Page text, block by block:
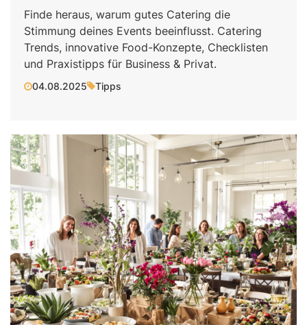
Finde heraus, warum gutes Catering die
Stimmung deines Events beeinflusst. Catering
Trends, innovative Food-Konzepte, Checklisten
und Praxistipps für Business & Privat.
04.08.2025 Tipps